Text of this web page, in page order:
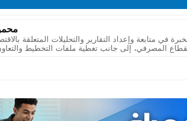
متابعة وإعداد التقارير والتحليلات المتعلقة
المصرفي، إلى جانب تغطية ملفات التخطيط